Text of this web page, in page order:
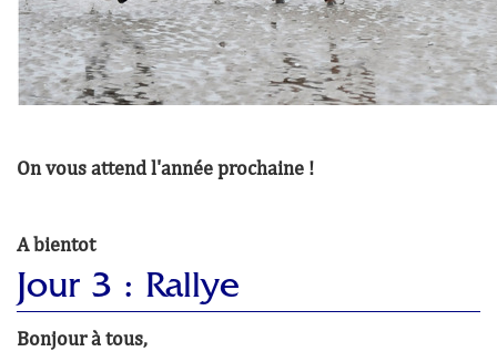
On vous attend l'année prochaine !
A bientot
Jour 3 : Rallye
Bonjour à tous,